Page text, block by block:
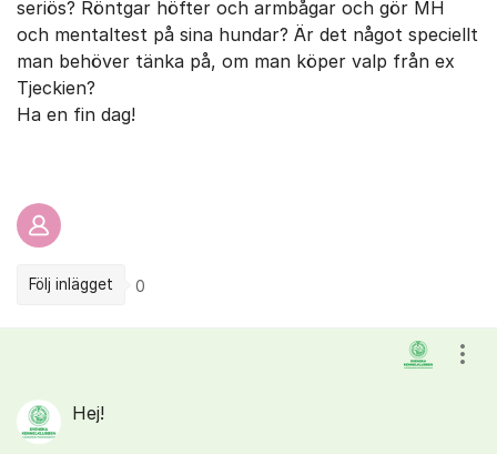
seriös? Röntgar höfter och armbågar och gör MH
och mentaltest på sina hundar? Är det något speciellt
man behöver tänka på, om man köper valp från ex
Tjeckien?
Ha en fin dag!
Följ inlägget 0
Hej!